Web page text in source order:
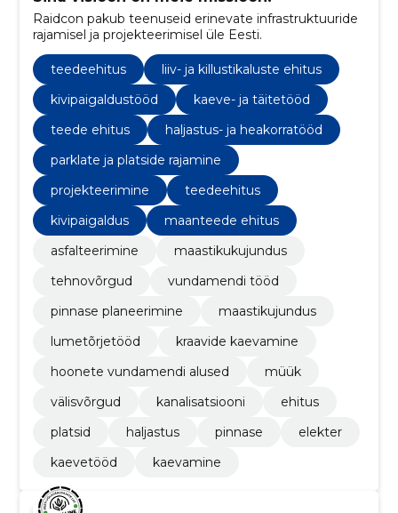
Raidcon pakub teenuseid erinevate infrastruktuuride
rajamisel ja projekteerimisel üle Eesti.
teedeehitus
liiv- ja killustikaluste ehitus
kivipaigaldustööd
kaeve- ja täitetööd
teede ehitus
haljastus- ja heakorratööd
parklate ja platside rajamine
projekteerimine
teedeehitus
kivipaigaldus
maanteede ehitus
asfalteerimine
maastikukujundus
tehnovõrgud
vundamendi tööd
pinnase planeerimine
maastikujundus
lumetõrjetööd
kraavide kaevamine
hoonete vundamendi alused
müük
välisvõrgud
kanalisatsiooni
ehitus
platsid
haljastus pinnase
elekter
kaevetööd
kaevamine